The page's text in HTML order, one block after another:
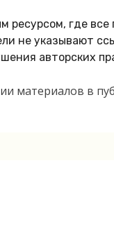
ресурсом, где
не указывают
авторских
материалов в